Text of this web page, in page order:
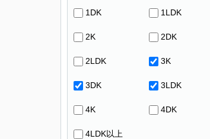
1DK 1LDK
2K 2DK
2LDK 3K
3DK 3LDK
4K 4DK
4LDK以上